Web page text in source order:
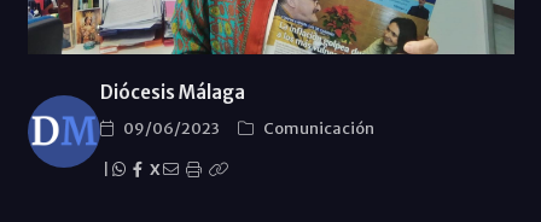
Diócesis Málaga
09/06/2023
Comunicación
X